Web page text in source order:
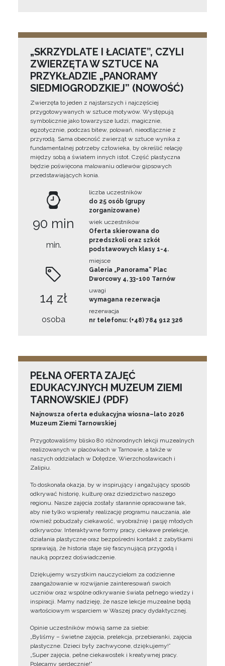
„SKRZYDLATE I ŁACIATE”, CZYLI
ZWIERZĘTA W SZTUCE NA
PRZYKŁADZIE „PANORAMY
SIEDMIOGRODZKIEJ” (NOWOŚĆ)
Zwierzęta to jeden z najstarszych i najczęściej
przygotowywanych w sztuce motywów. Występują
symbolicznie jako towarzysze ludzi, magicznie,
egzotycznie, podczas bitew, polowań, nieodłącznie z
przyrodą. Sama obecność zwierząt w sztuce wynika z
fundamentalnej potrzeby człowieka, by określić relację
między sobą a światem innych istot. Część plastyczna
będzie poświęcona malowaniu odlewów gipsowych
przedstawiających konia.
90 min
min.
14 zł
osoba
liczba uczestników
do 25 osób (grupy
zorganizowane)
wiek uczestników
Oferta skierowana do
przedszkoli oraz szkół
podstawowych klasy 1-4.
miejsce
Galeria „Panorama” Plac
Dworcowy 4, 33-100 Tarnów
uwagi
wymagana rezerwacja
rezerwacja
nr telefonu: (+48) 784 912 326
PEŁNA OFERTA ZAJĘĆ
EDUKACYJNYCH MUZEUM ZIEMI
TARNOWSKIEJ (PDF)
Najnowsza oferta edukacyjna wiosna–lato 2026
Muzeum Ziemi Tarnowskiej
Przygotowaliśmy blisko 80 różnorodnych lekcji muzealnych
realizowanych w placówkach w Tarnowie, a także w
naszych oddziałach w Dołędze, Wierzchosławicach i
Zalipiu.
To doskonała okazja, by w inspirujący i angażujący sposób
odkrywać historię, kulturę oraz dziedzictwo naszego
regionu. Nasze zajęcia zostały starannie opracowane tak,
aby nie tylko wspierały realizację programu nauczania, ale
również pobudzały ciekawość, wyobraźnię i pasję młodych
odkrywców. Interaktywne formy pracy, ciekawe prelekcje,
działania plastyczne oraz bezpośredni kontakt z zabytkami
sprawiają, że historia staje się fascynującą przygodą i
nauką poprzez doświadczenie.
Dziękujemy wszystkim nauczycielom za codzienne
zaangażowanie w rozwijanie zainteresowań swoich
uczniów oraz wspólne odkrywanie świata pełnego wiedzy i
inspiracji. Mamy nadzieję, że nasze lekcje muzealne będą
wartościowym wsparciem w Waszej pracy dydaktycznej.
Opinie uczestników mówią same za siebie:
„Byliśmy – świetne zajęcia, prelekcja, przebieranki, zajęcia
plastyczne. Dzieci były zachwycone, dziękujemy!”
„Super zajęcia, pełne ciekawostek i kreatywnej pracy.
Polecamy serdecznie!”